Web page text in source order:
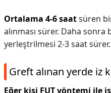
Ortalama 4-6 saatsüren
alınması sürer. Daha
yerleştrilmesi 2-3 saat sürer.
Greft alınan yerde iz
Eğer kişi FUT yöntemi ile